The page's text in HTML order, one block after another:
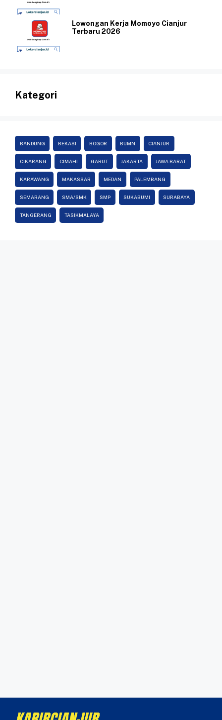
Lowongan Kerja Momoyo Cianjur
Terbaru 2026
Kategori
BANDUNG BEKASI BOGOR BUMN CIANJUR
CIKARANG CIMAHI GARUT JAKARTA JAWA BARAT
KARAWANG MAKASSAR MEDAN PALEMBANG
SEMARANG SMA/SMK SMP SUKABUMI SURABAYA
TANGERANG TASIKMALAYA